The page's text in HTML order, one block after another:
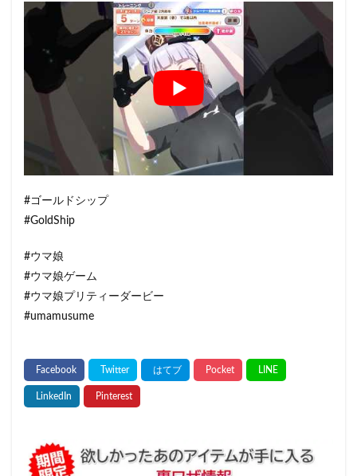
#ゴールドシップ
#GoldShip
#ウマ娘
#ウマ娘ゲーム
#ウマ娘プリティーダービー
#umamusume